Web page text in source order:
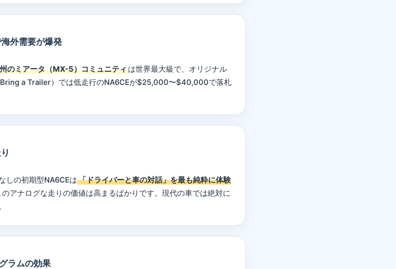
外需要が爆発
のミアータ（MX-5）コミュニティは世界最大級で、オリジナル
a Trailer）では低走行のNA6CEが$25,000〜$40,000で落札
しの初期型NA6CEは 「ドライバーと車の対話」を最も純粋に体験
アナログな走りの価値は高まるばかりです。現代の車では絶対に
ラムの効果